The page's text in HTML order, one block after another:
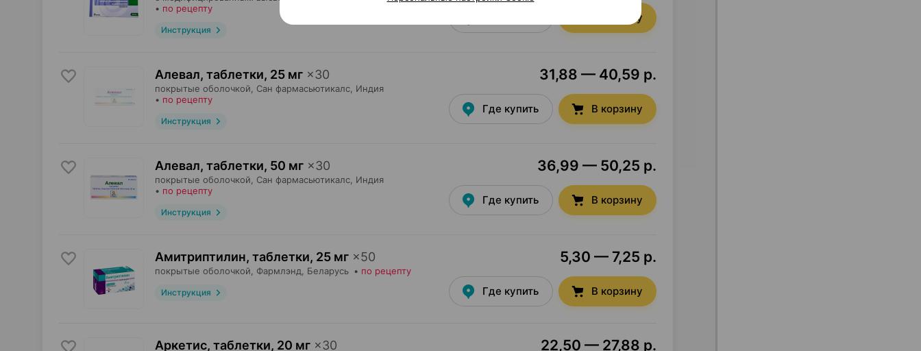
• по рецепту
Инструкция
В корзину
Алевал, таблетки, 25 мг ×30
покрытые оболочкой, Сан фармасьютикалс , Индия
• по рецепту
Инструкция
31,88 — 40,59 р.
Где купить В корзину
Алевал, таблетки, 50 мг ×30
покрытые оболочкой, Сан фармасьютикалс , Индия
• по рецепту
Инструкция
36,99 — 50,25 р.
Где купить В корзину
Амитриптилин, таблетки, 25 мг ×50
покрытые оболочкой, Фармлэнд , Беларусь • по рецепту
Инструкция
5,30 — 7,25 р.
Где купить В корзину
Аркетис, таблетки, 20 мг ×30 22,50 — 27,88 р.